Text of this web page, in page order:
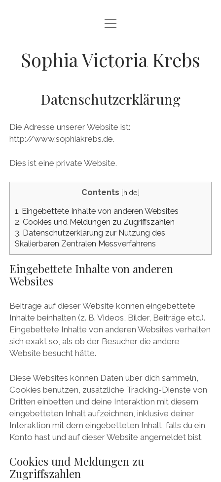
HOME
PUBLIKATIONEN
BIOGRAPHIKA
NETZWERK JUNGE EDITORIK
Menü
öffnen
Sophia Victoria Krebs
Datenschutzerklärung
Die Adresse unserer Website ist:
http://www.sophiakrebs.de.
Dies ist eine private Website.
Contents [hide]
1. Eingebettete Inhalte von anderen Websites
2. Cookies und Meldungen zu Zugriffszahlen
3. Datenschutzerklärung zur Nutzung des
Skalierbaren Zentralen Messverfahrens
Eingebettete Inhalte von anderen
Websites
Beiträge auf dieser Website können eingebettete
Inhalte beinhalten (z. B. Videos, Bilder, Beiträge etc.).
Eingebettete Inhalte von anderen Websites verhalten
sich exakt so, als ob der Besucher die andere
Website besucht hätte.
Diese Websites können Daten über dich sammeln,
Cookies benutzen, zusätzliche Tracking-Dienste von
Dritten einbetten und deine Interaktion mit diesem
eingebetteten Inhalt aufzeichnen, inklusive deiner
Interaktion mit dem eingebetteten Inhalt, falls du ein
Konto hast und auf dieser Website angemeldet bist.
Cookies und Meldungen zu
Zugriffszahlen